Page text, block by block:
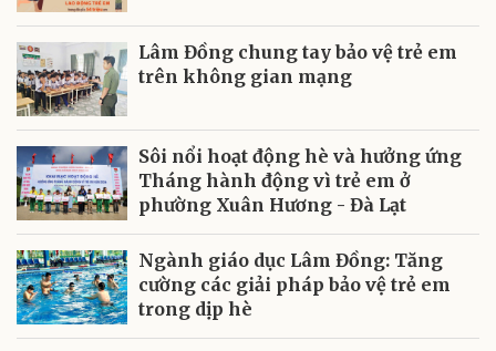
Lâm Đồng chung tay bảo vệ trẻ em
trên không gian mạng
Sôi nổi hoạt động hè và hưởng ứng
Tháng hành động vì trẻ em ở
phường Xuân Hương - Đà Lạt
Ngành giáo dục Lâm Đồng: Tăng
cường các giải pháp bảo vệ trẻ em
trong dịp hè